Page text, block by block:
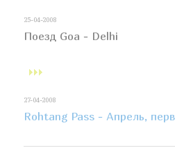
25-04-2008
Поезд Goa - Delhi
27-04-2008
Rohtang Pass - Апрель,